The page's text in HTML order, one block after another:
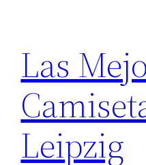
contenido
Las
Leipzig